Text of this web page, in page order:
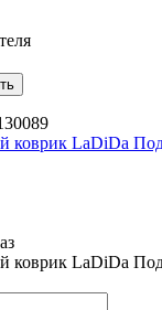
коврик LaDiDa
коврик LaDiDa